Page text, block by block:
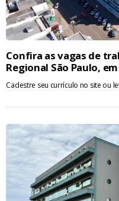
Confira as vagas de
Regional São Paulo,
Cadestre seu currículo no site ou